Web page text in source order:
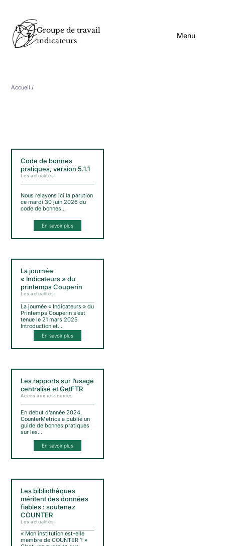
Groupe de travail
indicateurs
Menu
Accueil /
Code de bonnes
pratiques, version 5.1.1
Les actualités
Nous relayons ici la parution
ce mardi 30 juin 2026 du
code de bonnes…
En savoir plus
La journée
« Indicateurs » du
printemps Couperin
Les actualités
La journée « Indicateurs » du
Printemps Couperin s’est
tenue le 21 mars 2025.
Introduction et…
En savoir plus
Les rapports sur l’usage
centralisé et GetFTR
Accès aux ressources
En début d’année 2024,
CounterMetrics a publié un
guide de bonnes pratiques
sur les…
En savoir plus
Les bibliothèques
méritent des données
fiables : soutenez
COUNTER
Les actualités
« Mon institution est-elle
membre de COUNTER ? »